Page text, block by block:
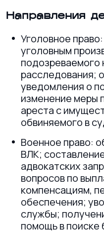
Направления
Уголовное
уголовным
подозреваемого
расследования;
уведомления о
изменение меры
ареста с
обвиняемого в
Военное право:
ВЛК;
адвокатских
вопросов по
компенсациям,
обеспечения;
службы;
помощь в поиске